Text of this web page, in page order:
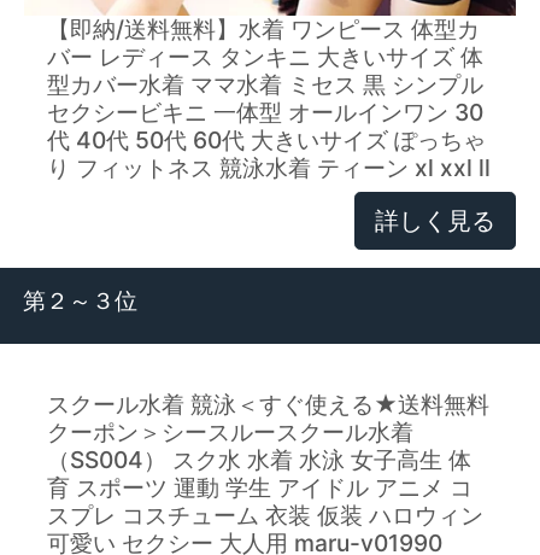
【即納/送料無料】水着 ワンピース 体型カ
バー レディース タンキニ 大きいサイズ 体
型カバー水着 ママ水着 ミセス 黒 シンプル
セクシービキニ 一体型 オールインワン 30
代 40代 50代 60代 大きいサイズ ぽっちゃ
り フィットネス 競泳水着 ティーン xl xxl ll
詳しく見る
第２～３位
スクール水着 競泳＜すぐ使える★送料無料
クーポン＞シースルースクール水着
（SS004） スク水 水着 水泳 女子高生 体
育 スポーツ 運動 学生 アイドル アニメ コ
スプレ コスチューム 衣装 仮装 ハロウィン
可愛い セクシー 大人用 maru-v01990